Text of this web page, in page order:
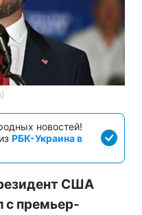
новостей!
РБК-Украина в
США
с премьер-